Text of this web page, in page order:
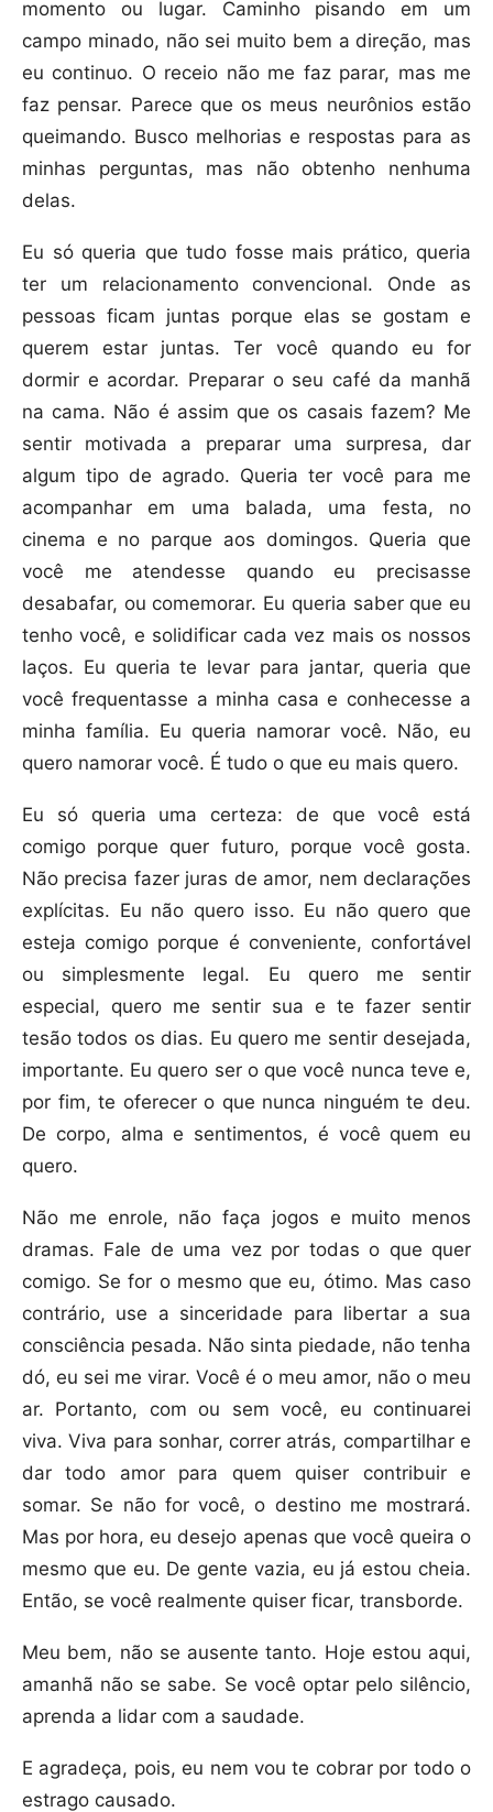
momento ou lugar. Caminho pisando em um
campo minado, não sei muito bem a direção, mas
eu continuo. O receio não me faz parar, mas me
faz pensar. Parece que os meus neurônios estão
queimando. Busco melhorias e respostas para as
minhas perguntas, mas não obtenho nenhuma
delas.
Eu só queria que tudo fosse mais prático, queria
ter um relacionamento convencional. Onde as
pessoas ficam juntas porque elas se gostam e
querem estar juntas. Ter você quando eu for
dormir e acordar. Preparar o seu café da manhã
na cama. Não é assim que os casais fazem? Me
sentir motivada a preparar uma surpresa, dar
algum tipo de agrado. Queria ter você para me
acompanhar em uma balada, uma festa, no
cinema e no parque aos domingos. Queria que
você me atendesse quando eu precisasse
desabafar, ou comemorar. Eu queria saber que eu
tenho você, e solidificar cada vez mais os nossos
laços. Eu queria te levar para jantar, queria que
você frequentasse a minha casa e conhecesse a
minha família. Eu queria namorar você. Não, eu
quero namorar você. É tudo o que eu mais quero.
Eu só queria uma certeza: de que você está
comigo porque quer futuro, porque você gosta.
Não precisa fazer juras de amor, nem declarações
explícitas. Eu não quero isso. Eu não quero que
esteja comigo porque é conveniente, confortável
ou simplesmente legal. Eu quero me sentir
especial, quero me sentir sua e te fazer sentir
tesão todos os dias. Eu quero me sentir desejada,
importante. Eu quero ser o que você nunca teve e,
por fim, te oferecer o que nunca ninguém te deu.
De corpo, alma e sentimentos, é você quem eu
quero.
Não me enrole, não faça jogos e muito menos
dramas. Fale de uma vez por todas o que quer
comigo. Se for o mesmo que eu, ótimo. Mas caso
contrário, use a sinceridade para libertar a sua
consciência pesada. Não sinta piedade, não tenha
dó, eu sei me virar. Você é o meu amor, não o meu
ar. Portanto, com ou sem você, eu continuarei
viva. Viva para sonhar, correr atrás, compartilhar e
dar todo amor para quem quiser contribuir e
somar. Se não for você, o destino me mostrará.
Mas por hora, eu desejo apenas que você queira o
mesmo que eu. De gente vazia, eu já estou cheia.
Então, se você realmente quiser ficar, transborde.
Meu bem, não se ausente tanto. Hoje estou aqui,
amanhã não se sabe. Se você optar pelo silêncio,
aprenda a lidar com a saudade.
E agradeça, pois, eu nem vou te cobrar por todo o
estrago causado.